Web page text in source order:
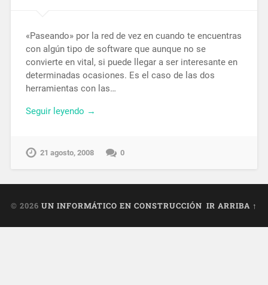
«Paseando» por la red de vez en cuando te encuentras
con algún tipo de software que aunque no se
convierte en vital, si puede llegar a ser interesante en
determinadas ocasiones. Es el caso de las dos
herramientas con las…
Seguir leyendo →
21 agosto, 2008 0
© 2026 UN INFORMÁTICO EN CONSTRUCCIÓN IR ARRIBA ↑